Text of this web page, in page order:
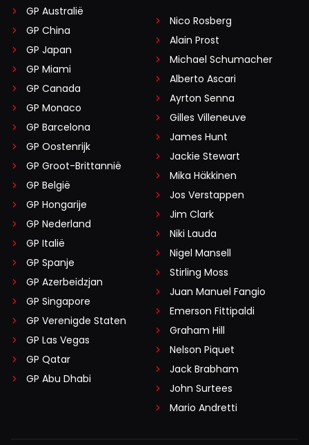
GP Australië
GP China
GP Japan
GP Miami
GP Canada
GP Monaco
GP Barcelona
GP Oostenrijk
GP Groot-Brittannië
GP België
GP Hongarije
GP Nederland
GP Italië
GP Spanje
GP Azerbeidzjan
GP Singapore
GP Verenigde Staten
GP Las Vegas
GP Qatar
GP Abu Dhabi
Nico Rosberg
Alain Prost
Michael Schumacher
Alberto Ascari
Ayrton Senna
Gilles Villeneuve
James Hunt
Jackie Stewart
Mika Häkkinen
Jos Verstappen
Jim Clark
Niki Lauda
Nigel Mansell
Stirling Moss
Juan Manuel Fangio
Emerson Fittipaldi
Graham Hill
Nelson Piquet
Jack Brabham
John Surtees
Mario Andretti